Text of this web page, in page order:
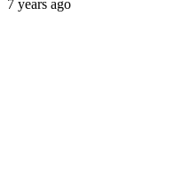
7 years ago